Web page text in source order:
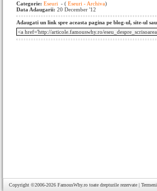
Categorie: Eseuri - ( Eseuri - Archiva)
Data Adaugarii: 20 December '12
Adaugati un link spre aceasta pagina pe blog-ul, site-ul
Copyright ©2006-2026 FamousWhy.ro toate drepturile rezervate |